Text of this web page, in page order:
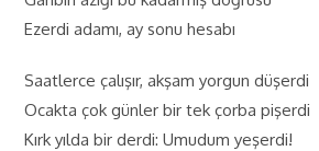
Ezerdi adamı, ay sonu hesabı
Saatlerce çalışır, akşam yorgun düşerdi
Ocakta çok günler bir tek çorba pişerdi
Kırk yılda bir derdi: Umudum yeşerdi!